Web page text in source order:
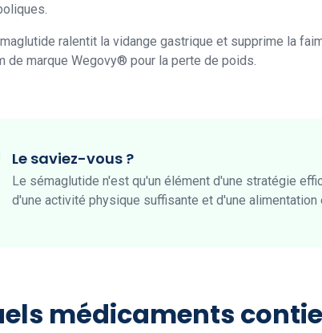
ralentit la vidange gastrique et supprime la
de marque Wegovy® pour la perte de poids.
Le saviez-vous ?
Le sémaglutide n'est qu'un élément d'une stratégie
d'une activité physique suffisante et d'une alimentation
médicaments